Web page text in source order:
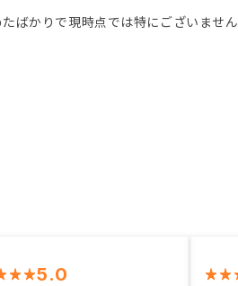
たばかりで現時点では特にございません
5.0